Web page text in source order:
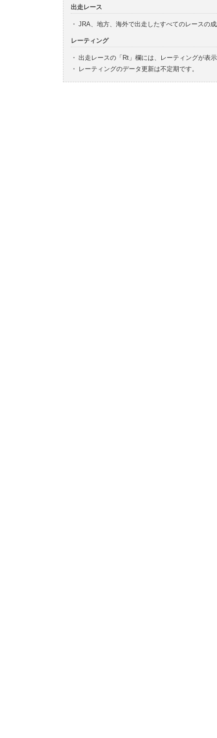
出走レース
・ JRA、地方、海外で出走したすべてのレースの
レーティング
・ 出走レースの「Rt」欄には、レーティングが表
・
レーティングのデータ更新は不定期です。